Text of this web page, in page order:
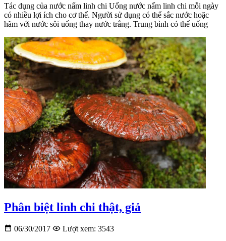
Tác dụng của nước nấm linh chi Uống nước nấm linh chi mỗi ngày
có nhiều lợi ích cho cơ thể. Người sử dụng có thể sắc nước hoặc
hãm với nước sôi uống thay nước trắng. Trung bình có thể uống
Phân biệt linh chi thật, giả
06/30/2017
Lượt xem: 3543